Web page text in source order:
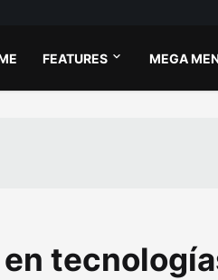
FEATURES MEGA